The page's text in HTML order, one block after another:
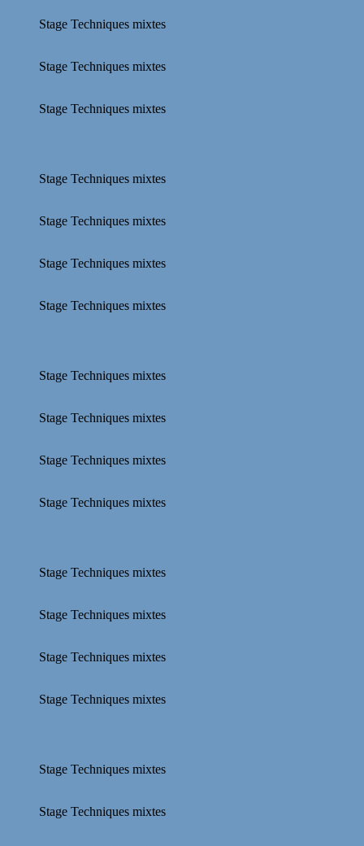
Stage Techniques mixtes
Stage Techniques mixtes
Stage Techniques mixtes
Stage Techniques mixtes
Stage Techniques mixtes
Stage Techniques mixtes
Stage Techniques mixtes
Stage Techniques mixtes
Stage Techniques mixtes
Stage Techniques mixtes
Stage Techniques mixtes
Stage Techniques mixtes
Stage Techniques mixtes
Stage Techniques mixtes
Stage Techniques mixtes
Stage Techniques mixtes
Stage Techniques mixtes